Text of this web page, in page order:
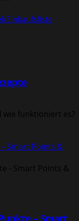
Einkaufsliste,
wie funktioniert es?
Smart Points &
– Smart